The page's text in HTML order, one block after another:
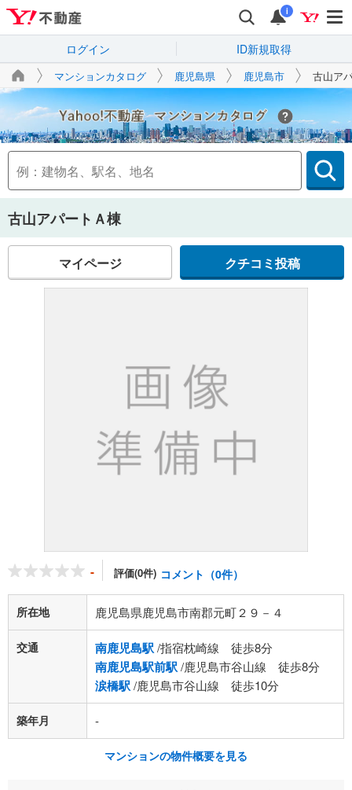
i
ログイン ID新規取得
マンションカタログ 鹿児島県 鹿児島市 古山ア
Yahoo!不動産
古山アパートＡ棟
マイページ クチコミ投稿
- 評価(0件) コメント（0件）
所在地 鹿児島県鹿児島市南郡元町２９－４
交通 南鹿児島駅/指宿枕崎線 徒歩8分
南鹿児島駅前駅/鹿児島市谷山線 徒歩8分
涙橋駅/鹿児島市谷山線 徒歩10分
築年月 -
マンションの物件概要を見る